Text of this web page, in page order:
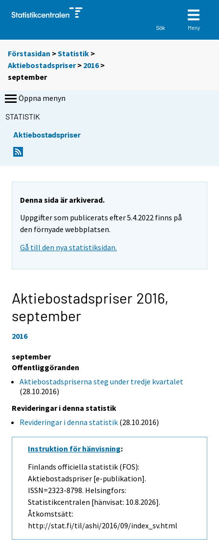
Sök Meny
Förstasidan >Statistik >
Aktiebostadspriser> 2016>
september
Öppna menyn
STATISTIK
Aktiebostadspriser
Denna sida är arkiverad.
Uppgifter som publicerats efter 5.4.2022 finns på
den förnyade webbplatsen.
Gå till den nya statistiksidan.
Aktiebostadspriser 2016,
september
2016
september
Offentliggöranden
Aktiebostadspriserna steg under tredje kvartalet
(28.10.2016)
Revideringar i denna statistik
Revideringar i denna statistik (28.10.2016)
Instruktion för hänvisning:
Finlands officiella statistik (FOS):
Aktiebostadspriser [e-publikation].
ISSN=2323-8798. Helsingfors:
Statistikcentralen [hänvisat: 10.8.2026].
Åtkomstsätt:
http://stat.fi/til/ashi/2016/09/index_sv.html